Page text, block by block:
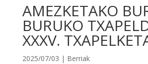
AMEZKETAKO
BURUKO
XXXV.
2025/07/03 | Berriak